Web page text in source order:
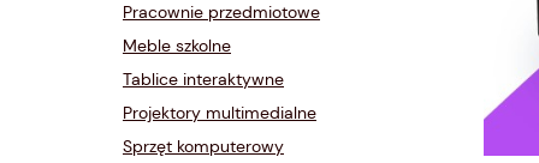
Pracownie przedmiotowe
Meble szkolne
Tablice interaktywne
Projektory multimedialne
Sprzęt komputerowy